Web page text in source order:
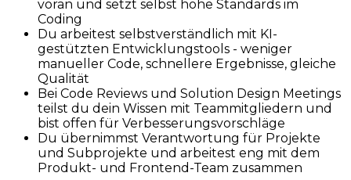
voran und setzt selbst hohe Standards im
Coding
Du arbeitest selbstverständlich mit KI-
gestützten Entwicklungstools - weniger
manueller Code, schnellere Ergebnisse, gleiche
Qualität
Bei Code Reviews und Solution Design Meetings
teilst du dein Wissen mit Teammitgliedern und
bist offen für Verbesserungsvorschläge
Du übernimmst Verantwortung für Projekte
und Subprojekte und arbeitest eng mit dem
Produkt- und Frontend-Team zusammen